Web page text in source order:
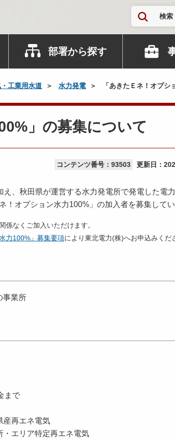
検索
部署から探す
工業用水道 水力発電 「あきたＥネ！オプシ
」の募集について
コンテンツ番号：93503 更新日：
え、秋田県が運営する水力発電所で発電した電
！オプション水力100%」の加入者を募集して
なくご加入いただけます。
力100%」募集要項により東北電力(株)へお申込みくだ
事業所
まで
再エネ電気
ア特定再エネ電気